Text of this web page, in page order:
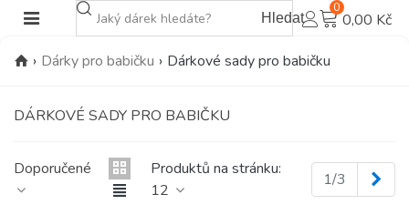
Hledat
0
0,00 Kč
› Dárky pro babičku › Dárkové sady pro babičku
DÁRKOVÉ SADY PRO BABIČKU
Doporučené
Produktů na stránku:
12
1/3